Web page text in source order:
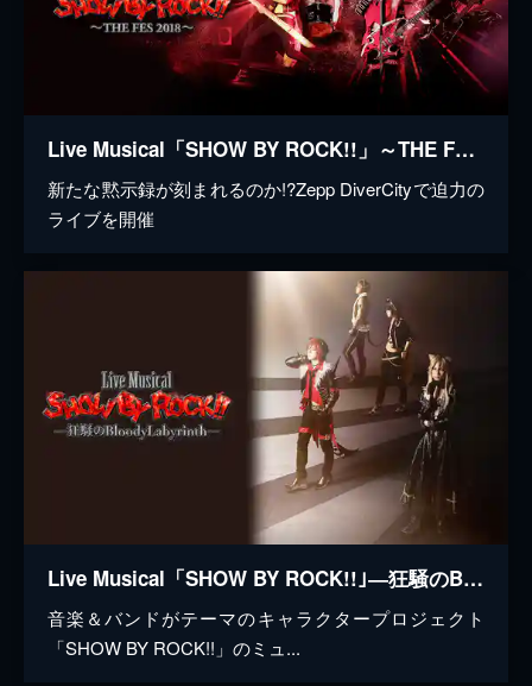
Live Musical「SHOW BY ROCK!!」～THE FES 2018～
新たな黙示録が刻まれるのか!?Zepp DiverCityで迫力の
ライブを開催
Live Musical「SHOW BY ROCK!!｣―狂騒のBloodyLabyrinth―
音楽＆バンドがテーマのキャラクタープロジェクト
「SHOW BY ROCK!!」のミュ...